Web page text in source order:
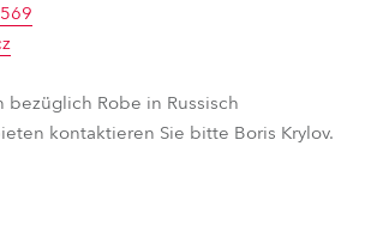
bezüglich Robe in Russisch
kontaktieren Sie bitte Boris Krylov.